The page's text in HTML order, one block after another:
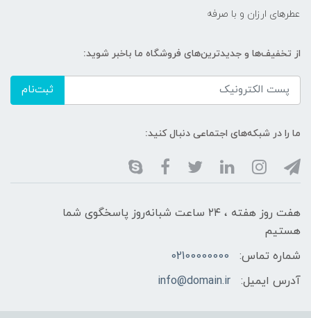
عطرهای ارزان و با صرفه
از تخفیف‌ها و جدیدترین‌های فروشگاه ما باخبر شوید:
ثبت‌نام
ما را در شبکه‌های اجتماعی دنبال کنید:
هفت روز هفته ، ۲۴ ساعت شبانه‌روز پاسخگوی شما
هستیم
شماره تماس:
02100000000
آدرس ایمیل:
info@domain.ir